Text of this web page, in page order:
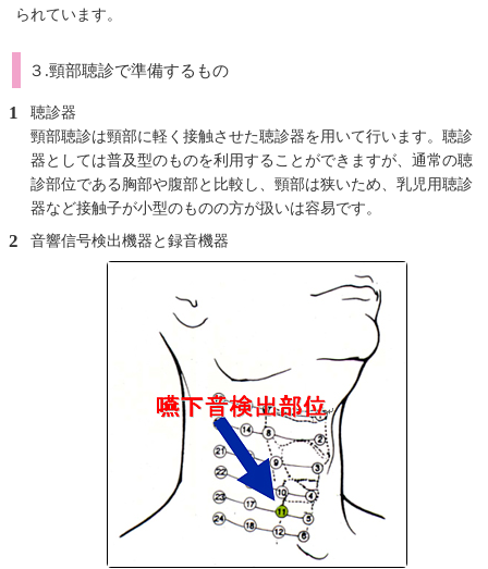
られています。
３.頸部聴診で準備するもの
聴診器
頸部聴診は頸部に軽く接触させた聴診器を用いて行います。聴診
器としては普及型のものを利用することができますが、通常の聴
診部位である胸部や腹部と比較し、頸部は狭いため、乳児用聴診
器など接触子が小型のものの方が扱いは容易です。
音響信号検出機器と録音機器